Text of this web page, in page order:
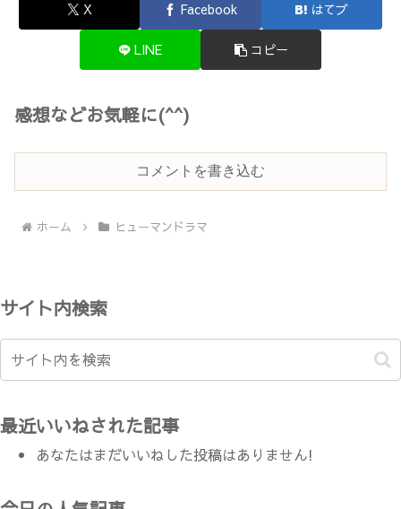
X Facebook はてブ
LINE コピー
感想などお気軽に(^^)
コメントを書き込む
ホーム ヒューマンドラマ
サイト内検索
最近いいねされた記事
あなたはまだいいねした投稿はありません!